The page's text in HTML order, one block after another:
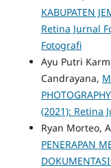
KABUPATEN
Retina Jurnal
Fotografi
Ayu Putri
Candrayana,
PHOTOGRAPHY
(2021): Retina
Ryan Morteo,
PENERAPAN